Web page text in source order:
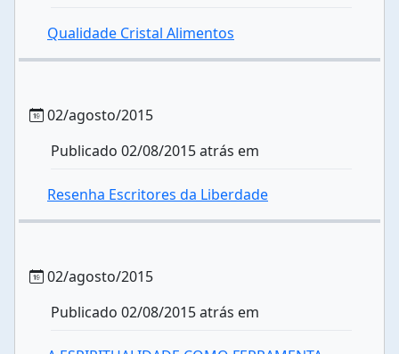
Qualidade Cristal Alimentos
02/agosto/2015
Publicado 02/08/2015 atrás em
Resenha Escritores da Liberdade
02/agosto/2015
Publicado 02/08/2015 atrás em